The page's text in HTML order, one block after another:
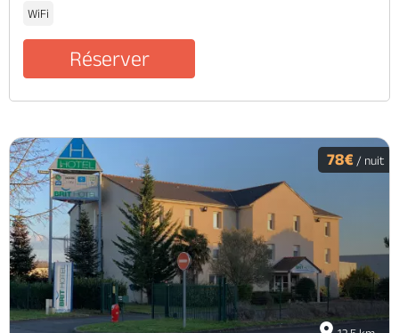
WiFi
Réserver
78€ / nuit